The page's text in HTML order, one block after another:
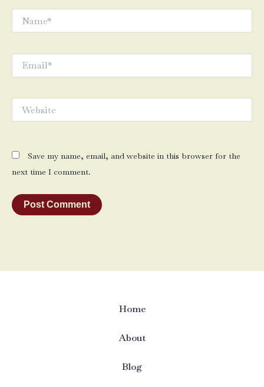
Save my name, email, and website in this browser for the
next time I comment.
Home
About
Blog